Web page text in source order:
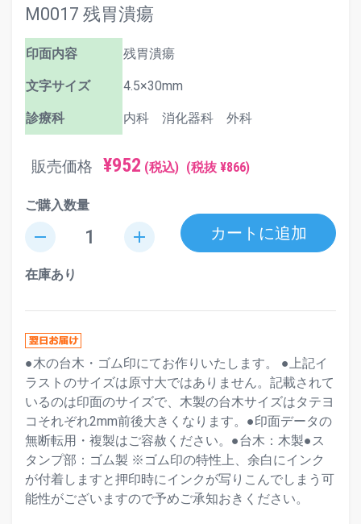
M0017 残胃潰瘍
印面内容 残胃潰瘍
文字サイズ 4.5×30mm
診療科 内科 消化器科 外科
販売価格 ¥952 (税込) (税抜 ¥866)
ご購入数量
remove add カートに追加
在庫あり
●木の台木・ゴム印にてお作りいたします。 ●上記イ
ラストのサイズは原寸大ではありません。記載されて
いるのは印面のサイズで、木製の台木サイズはタテヨ
コそれぞれ2mm前後大きくなります。●印面データの
無断転用・複製はご容赦ください。●台木：木製●ス
タンプ部：ゴム製 ※ゴム印の特性上、余白にインク
が付着しますと押印時にインクが写りこんでしまう可
能性がございますので予めご承知おきください。